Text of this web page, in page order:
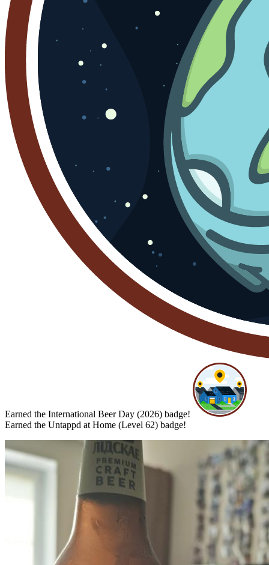
Earned the International Beer Day (2026) badge!
Earned the Untappd at Home (Level 62) badge!